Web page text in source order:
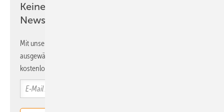
Keine Zeit? Kein Problem mit dem ERE
Newsletter!
Mit unserem Newsletter erhalten Sie regelmäßig von uns
ausgewählte Informationen und Neuigkeiten, gebündelt und
kostenlos direkt ins Postfach.